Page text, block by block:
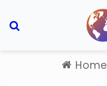
Home